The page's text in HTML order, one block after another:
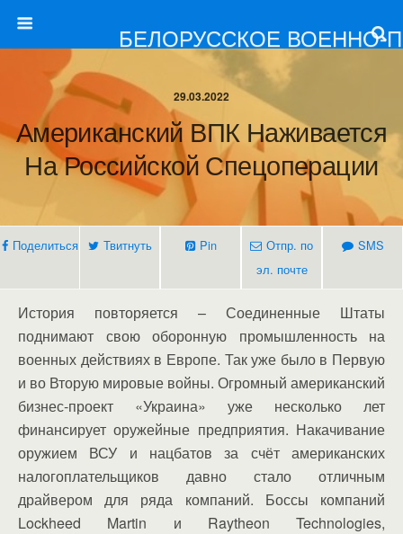
БЕЛОРУССКОЕ ВОЕННО-
29.03.2022
Американский ВПК Наживается
На Российской Спецоперации
Поделиться Твитнуть Pin
Отпр. по
эл. почте
SMS
История повторяется – Соединенные Штаты
поднимают свою оборонную промышленность на
военных действиях в Европе. Так уже было в Первую
и во Вторую мировые войны. Огромный американский
бизнес-проект «Украина» уже несколько лет
финансирует оружейные предприятия. Накачивание
оружием ВСУ и нацбатов за счёт американских
налогоплательщиков давно стало отличным
драйвером для ряда компаний. Боссы компаний
Lockheed Martin и Raytheon Technologies,